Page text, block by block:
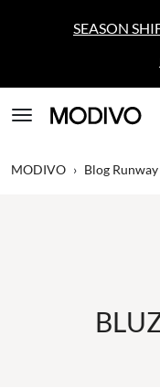
SEASON
MODIVO › Blog Runway